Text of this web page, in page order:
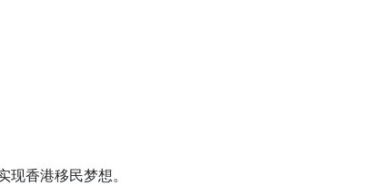
香港移民梦想。